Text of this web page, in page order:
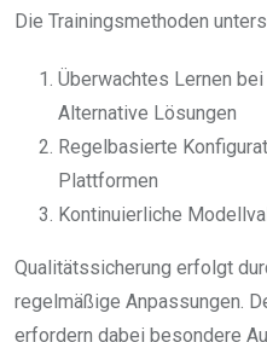
Die Trainingsmethoden
Überwachtes Lernen
Alternative Lösungen
Regelbasierte
Plattformen
Kontinuierliche
Qualitätssicherung erfolgt
regelmäßige Anpassungen.
erfordern dabei besondere